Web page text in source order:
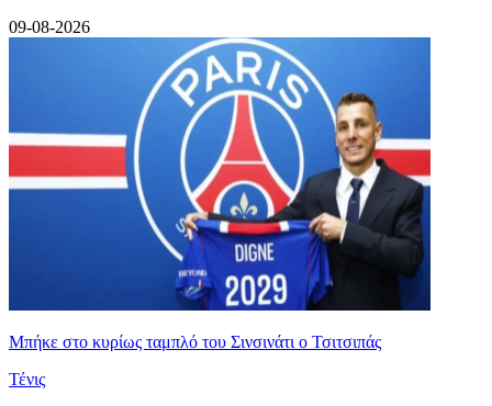
09-08-2026
Mπήκε στο κυρίως ταμπλό του Σινσινάτι ο Τσιτσιπάς
Τένις